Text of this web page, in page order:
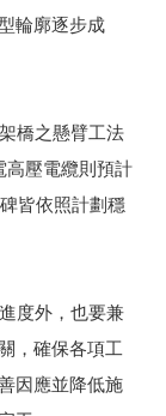
輪廓逐步成
橋之懸臂工法
高壓電纜則預計
皆依照計劃穩
度外，也要兼
，確保各項工
因應並降低施